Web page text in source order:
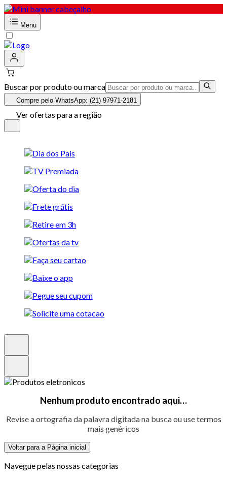
Menu
Buscar por produto ou marca
Compre pelo WhatsApp: (21) 97971-2181
Ver ofertas para a região
Nenhum produto encontrado aqui…
Revise a ortografia da palavra digitada na busca ou use termos
mais genéricos
Voltar para a Página inicial
Navegue pelas nossas categorias